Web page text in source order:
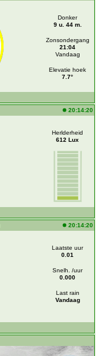
Donker
9 u. 44 m.
Zonsondergang
21:04
Vandaag
Elevatie hoek
7.7°
20:14:20
Herlderheid
612 Lux
20:14:20
Laatste uur
0.01
Snelh. /uur
0.000
Last rain
Vandaag